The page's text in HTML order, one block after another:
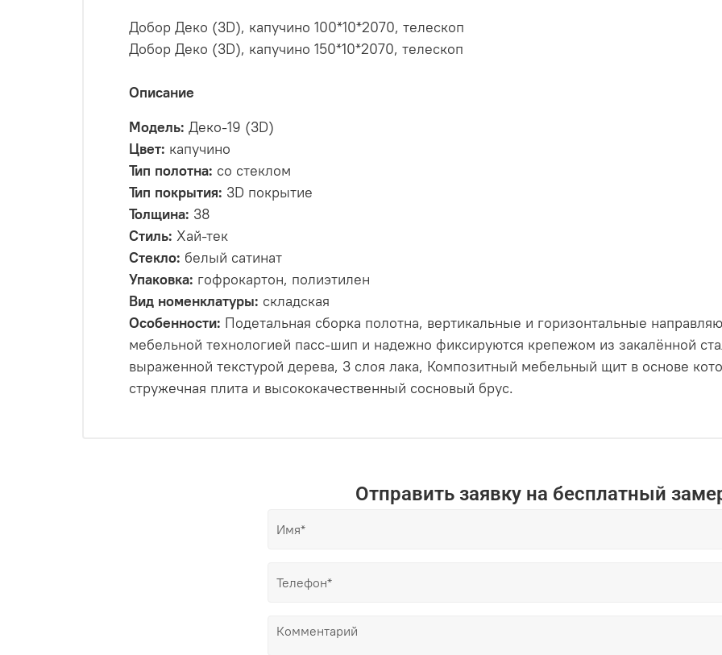
Добор Деко (3D), капучино 100*10*2070, телескоп
Добор Деко (3D), капучино 150*10*2070, телескоп
Описание
Модель: Деко-19 (3D)
Цвет: капучино
Тип полотна: со стеклом
Тип покрытия: 3D покрытие
Толщина: 38
Стиль: Хай-тек
Стекло: белый сатинат
Упаковка: гофрокартон, полиэтилен
Вид номенклатуры: складская
Особенности: Подетальная сборка полотна, вертикальные и горизонтальные
мебельной технологией пасс-шип и надежно фиксируются крепежом из закалённой
выраженной текстурой дерева, 3 слоя лака, Композитный мебельный щит в основе
стружечная плита и высококачественный сосновый брус.
Отправить заявку на бесплатный